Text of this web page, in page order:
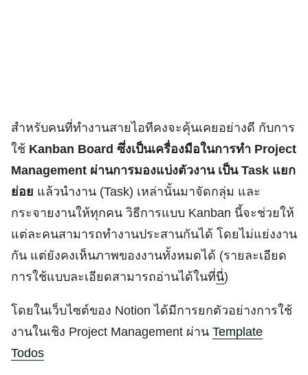
for:
สำหรับคนที่ทำงานสายไอทีคงจะคุ้นเคยอย่างดี กับการ
ใช้ Kanban Board ซึ่งเป็นเครื่องมือในการทำ Project
Management ผ่านการมองแบ่งตัวงาน เป็น Task แยก
ย่อย แล้วนำงาน (Task) เหล่านั้นมาจัดกลุ่ม และ
กระจายงานให้ทุกคน วิธีการแบบ Kanban นี้จะช่วยให้
แต่ละคนสามารถทำงานประสานกันได้ โดยไม่แย่งงาน
กัน แต่ยังคงเห็นภาพของงานทั้งหมดได้ (รายละเอียด
การใช้แบบละเอียดสามารถอ่านได้ในที่นี่)
โดยในเว็บไซต์ของ Notion ได้มีการยกตัวอย่างการใช้
งานในเชิง Project Management ผ่าน Template
Todos